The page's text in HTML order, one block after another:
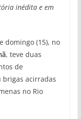
inédita e em
domingo (15), no
, teve duas
de
brigas acirradas
no Rio